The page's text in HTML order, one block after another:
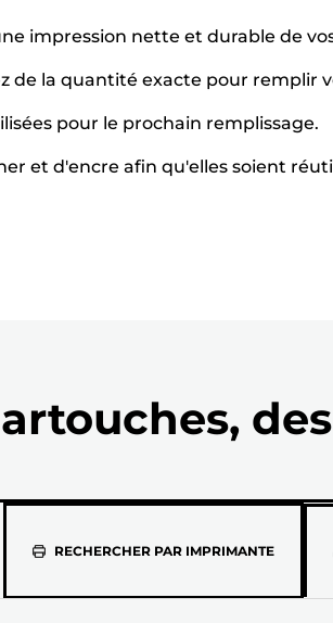
impression nette et durable de
de la quantité exacte pour remplir
pour le prochain remplissage.
et d'encre afin qu'elles soient
RECHERCHER PAR IMPRIMANTE